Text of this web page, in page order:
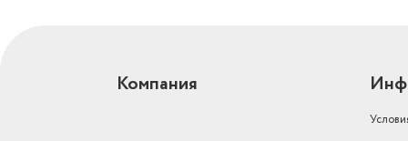
Компания